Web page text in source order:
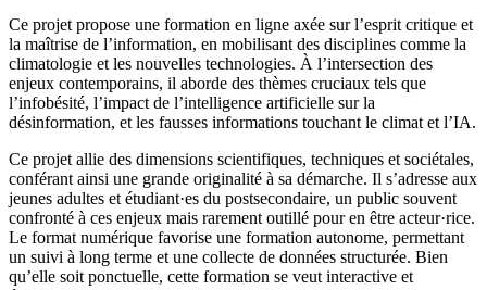
Ce projet propose une formation en ligne axée sur l’esprit critique et
la maîtrise de l’information, en mobilisant des disciplines comme la
climatologie et les nouvelles technologies. À l’intersection des
enjeux contemporains, il aborde des thèmes cruciaux tels que
l’infobésité, l’impact de l’intelligence artificielle sur la
désinformation, et les fausses informations touchant le climat et l’IA.
Ce projet allie des dimensions scientifiques, techniques et sociétales,
conférant ainsi une grande originalité à sa démarche. Il s’adresse aux
jeunes adultes et étudiant·es du postsecondaire, un public souvent
confronté à ces enjeux mais rarement outillé pour en être acteur·rice.
Le format numérique favorise une formation autonome, permettant
un suivi à long terme et une collecte de données structurée. Bien
qu’elle soit ponctuelle, cette formation se veut interactive et